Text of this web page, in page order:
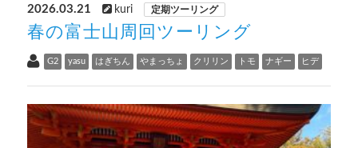
2026.03.21 kuri 定期ツーリング
春の富士山周回ツーリング
G2 yasu はぎちん やまっちょ クリリン トモ ナギー ヒデ